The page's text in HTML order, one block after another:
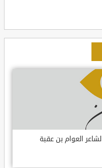
العوام بن عقبة